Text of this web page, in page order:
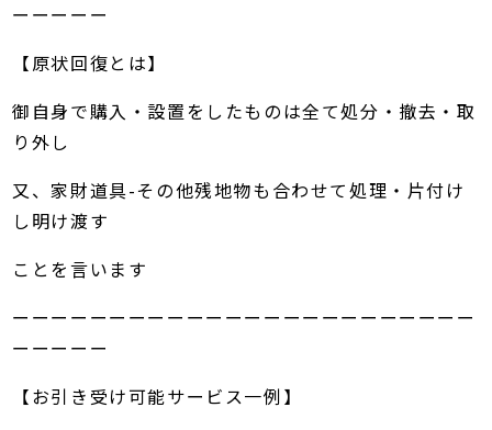
ーーーーー
【原状回復とは】
御自身で購入・設置をしたものは全て処分・撤去・取
り外し
又、家財道具-その他残地物も合わせて処理・片付け
し明け渡す
ことを言います
ーーーーーーーーーーーーーーーーーーーーーーーー
ーーーーー
【お引き受け可能サービス一例】